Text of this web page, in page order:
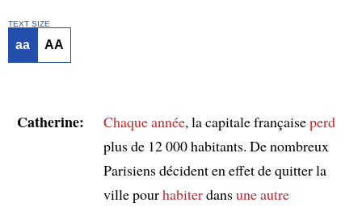
TEXT SIZE
aa AA
Catherine: Chaque année, la capitale françaiseperd
plus de 12 000 habitants. De nombreux
Parisiens décident en effet de quitter la
ville pourhabiterdansune autre